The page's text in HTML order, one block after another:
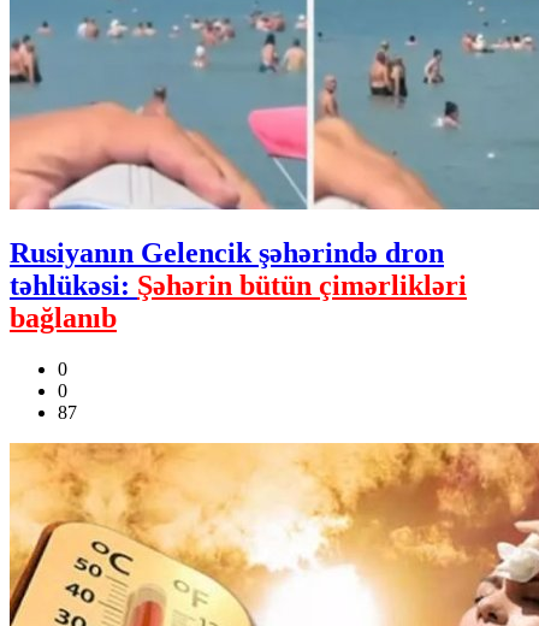
Rusiyanın Gelencik şəhərində dron
təhlükəsi: Şəhərin bütün çimərlikləri
bağlanıb
0
0
87